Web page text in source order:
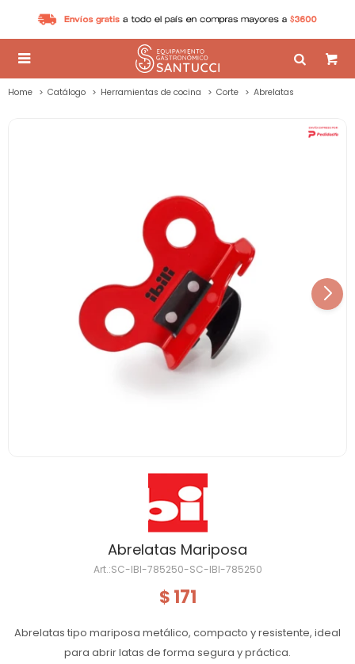

Home Catálogo Herramientas de cocina Corte Abrelatas
Abrelatas Mariposa
SC-IBI-785250-SC-IBI-785250
$ 171
Abrelatas tipo mariposa metálico, compacto y resistente, ideal
para abrir latas de forma segura y práctica.